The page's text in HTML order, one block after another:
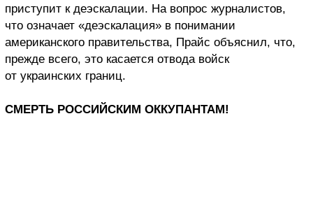
приступит к деэскалации. На вопрос журналистов,
что означает «деэскалация» в понимании
американского правительства, Прайс объяснил, что,
прежде всего, это касается отвода войск
от украинских границ.
СМЕРТЬ РОССИЙСКИМ ОККУПАНТАМ!